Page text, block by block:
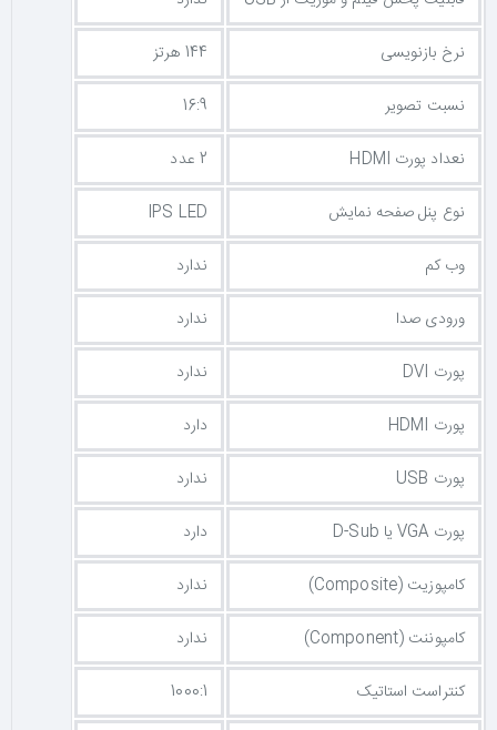
نرخ بازنویسی
144 هرتز
نسبت تصویر
16:9
نعداد پورت HDMI
2 عدد
نوع پنل صفحه نمایش
IPS LED
وب کم
ندارد
ورودی صدا
ندارد
پورت DVI
ندارد
پورت HDMI
دارد
پورت USB
ندارد
پورت VGA یا D-Sub
دارد
کامپوزیت (Composite)
ندارد
کامپوننت (Component)
ندارد
کنتراست استاتیک
1000:1